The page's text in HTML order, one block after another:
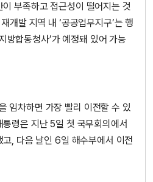
부족하고 접근성이 떨어지는 것
개발 지역 내 ‘공공업무지구’는 행
방합동청사’가 예정돼 있어 가능
임차하면 가장 빨리 이전할 수 있
령은 지난 5일 첫 국무회의에서
고, 다음 날인 6일 해수부에서 이전